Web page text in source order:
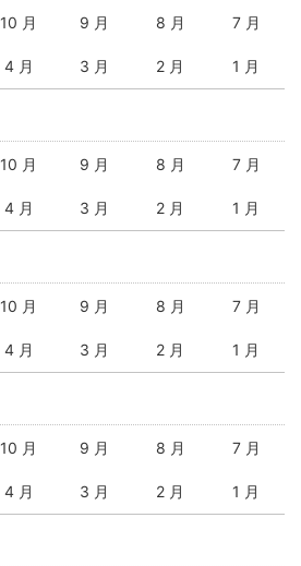
10 月 9 月 8 月 7 月
4 月 3 月 2 月 1 月
10 月 9 月 8 月 7 月
4 月 3 月 2 月 1 月
10 月 9 月 8 月 7 月
4 月 3 月 2 月 1 月
10 月 9 月 8 月 7 月
4 月 3 月 2 月 1 月